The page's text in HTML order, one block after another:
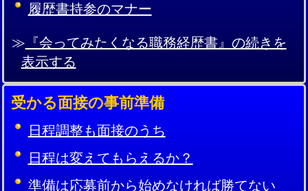
履歴書持参のマナー
≫ 『会ってみたくなる職務経歴書』の続きを
表示する
受かる面接の事前準備
日程調整も面接のうち
日程は変えてもらえるか？
準備は応募前から始めなければ勝てない